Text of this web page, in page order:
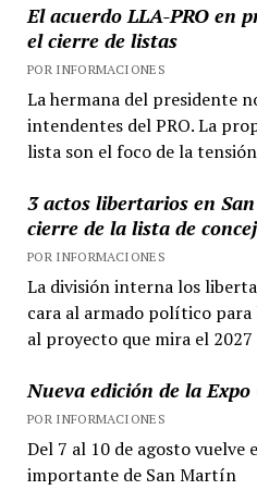
El acuerdo LLA-PRO en
el cierre de listas
POR INFORMACIONES
La hermana del presidente
intendentes del PRO. La
lista son el foco de la
3 actos libertarios en
cierre de la lista de
POR INFORMACIONES
La división interna los
cara al armado político para
al proyecto que mira el 2027
Nueva edición de la
POR INFORMACIONES
Del 7 al 10 de agosto
importante de San Martín